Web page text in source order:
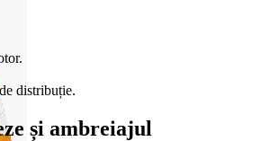
distribuție.
și ambreiajul